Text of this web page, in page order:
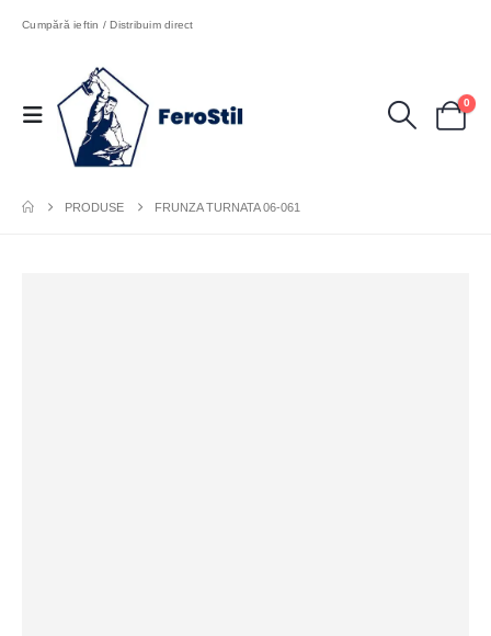
Cumpără ieftin / Distribuim direct
0
PRODUSE FRUNZA TURNATA 06-061